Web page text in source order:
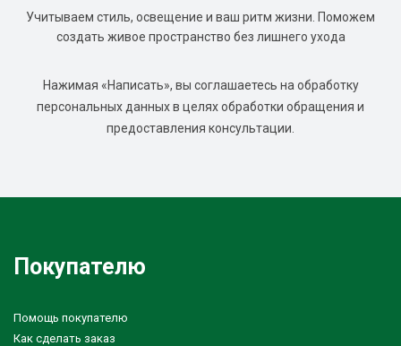
Учитываем стиль, освещение и ваш ритм жизни. Поможем
создать живое пространство без лишнего ухода
Нажимая «Написать», вы соглашаетесь на обработку
персональных данных в целях обработки обращения и
предоставления консультации.
Покупателю
Помощь покупателю
Как сделать заказ